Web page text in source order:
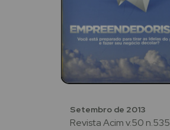
Setembro de 2013
Revista Acim v.50 n.535